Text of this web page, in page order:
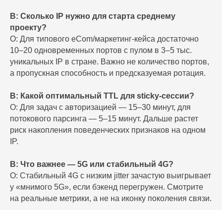
В: Сколько IP нужно для старта среднему
проекту?
О: Для типового eCom/маркетинг‑кейса достаточно
10–20 одновременных портов с пулом в 3–5 тыс.
уникальных IP в стране. Важно не количество портов,
а пропускная способность и предсказуемая ротация.
В: Какой оптимальный TTL для sticky‑сессии?
О: Для задач с авторизацией — 15–30 минут, для
потокового парсинга — 5–15 минут. Дальше растет
риск накопления поведенческих признаков на одном
IP.
В: Что важнее — 5G или стабильный 4G?
О: Стабильный 4G с низким jitter зачастую выигрывает
у «мнимого 5G», если бэкенд перегружен. Смотрите
на реальные метрики, а не на иконку поколения связи.